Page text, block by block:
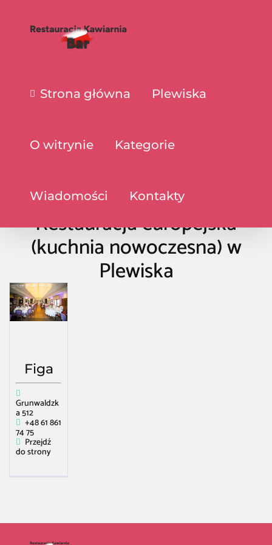
Strona główna Plewiska
O witrynie Kategorie
Wiadomości Kontakty
Restauracja europejska
(kuchnia nowoczesna) w
Plewiska
Restauracja Kawiarnia Bar
Figa
Grunwaldzk
a 512
+48 61 861
74 75
Przejdź
do strony